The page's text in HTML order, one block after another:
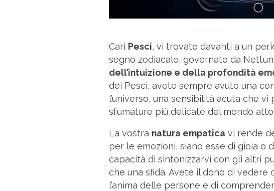
Cari Pesci, vi trovate davanti a un
segno zodiacale, governato da
dell’intuizione e della profondità
dei Pesci, avete sempre avuto una
l’universo, una sensibilità acuta che
sfumature più delicate del mondo
La vostra natura empatica vi rende
per le emozioni, siano esse di gioia o
capacità di sintonizzarvi con gli altri
che una sfida. Avete il dono di
l’anima delle persone e di